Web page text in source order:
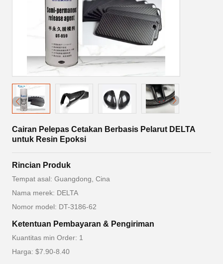
Cairan Pelepas Cetakan Berbasis Pelarut DELTA
untuk Resin Epoksi
Rincian Produk
Tempat asal: Guangdong, Cina
Nama merek: DELTA
Nomor model: DT-3186-62
Ketentuan Pembayaran & Pengiriman
Kuantitas min Order: 1
Harga: $7.90-8.40